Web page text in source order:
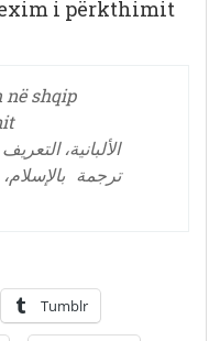
i përkthimit
shqip
الألبانية، التعريف
ترجمة
Tumblr